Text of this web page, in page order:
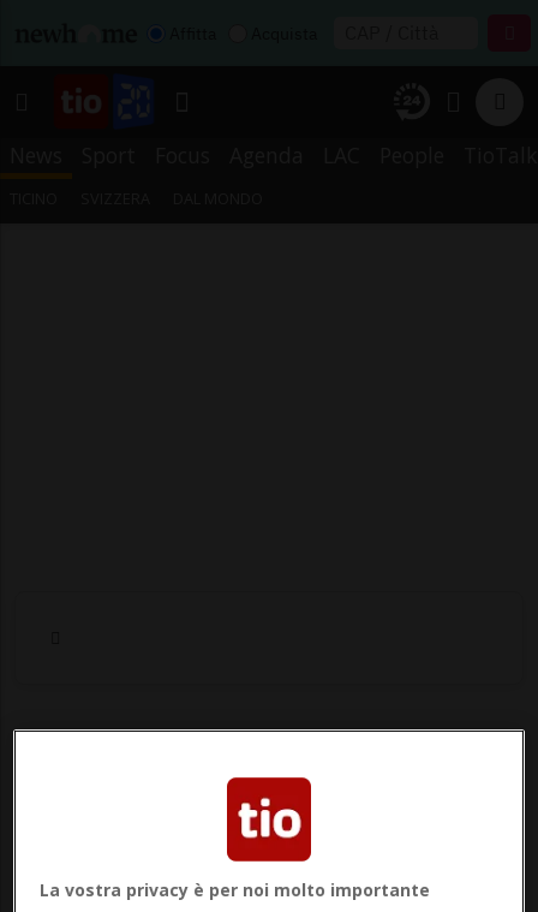
Segui le notizie e gli approfondimenti su
Plastiche.
La vostra privacy è per noi molto importante